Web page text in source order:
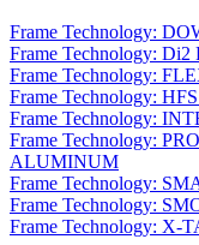
Frame Technology:
Frame Technology:
Frame Technology:
Frame Technology:
Frame Technology:
Frame Technology:
ALUMINUM
Frame Technology:
Frame Technology:
Frame Technology: X-